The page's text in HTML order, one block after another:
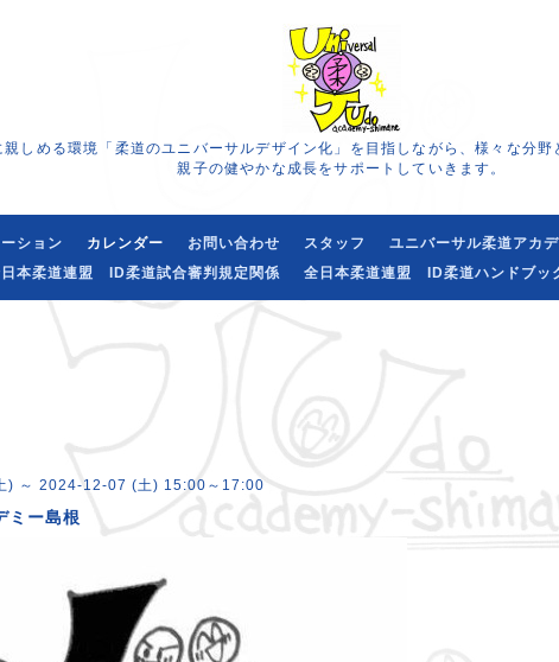
しめる環境「柔道のユニバーサルデザイン化」を目指しながら、様々な分野
親子の健やかな成長をサポートしていきます。
ション カレンダー お問い合わせ スタッフ ユニバーサル柔道アカ
本柔道連盟 ID柔道試合審判規定関係 全日本柔道連盟 ID柔道ハンドブッ
) ～ 2024-12-07 (土) 15:00～17:00
ミー島根